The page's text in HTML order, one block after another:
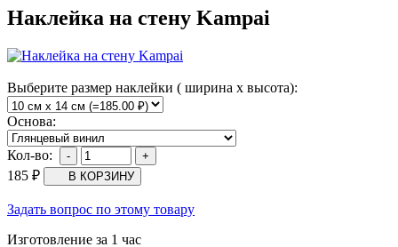
Наклейка на стену Kampai
Выберите размер наклейки ( ширина х высота):
Основа:
Кол-во:
185 ₽
Задать вопрос по этому товару
Изготовление за 1 час